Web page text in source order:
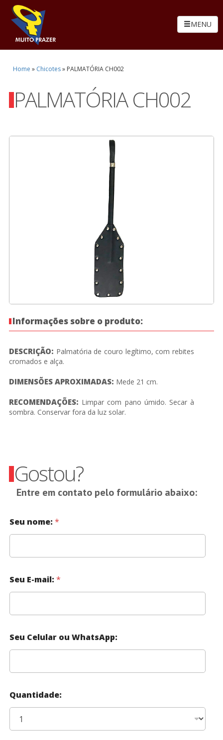
MENU
Home » Chicotes» PALMATÓRIA CH002
PALMATÓRIA CH002
Informações sobre o produto:
DESCRIÇÃO: Palmatória de couro legítimo, com rebites
cromados e alça.
DIMENSÕES APROXIMADAS: Mede 21 cm.
RECOMENDAÇÕES: Limpar com pano úmido. Secar à
sombra. Conservar fora da luz solar.
Gostou?
Entre em contato pelo formulário abaixo:
Seu nome: *
Seu E-mail: *
Seu Celular ou WhatsApp:
Quantidade: